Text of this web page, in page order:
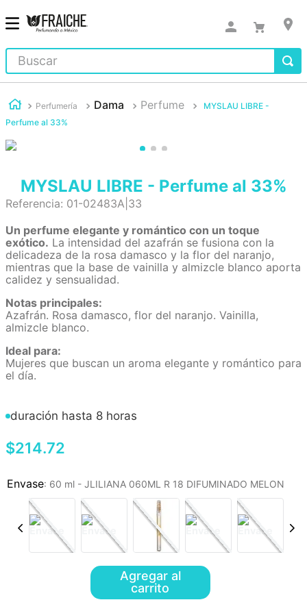
Buscar
Perfumería Dama Perfume
MYSLAU LIBRE -
Perfume al 33%
MYSLAU LIBRE - Perfume al 33%
Referencia: 01-02483A|33
Un perfume elegante y romántico con un toque
exótico. La intensidad del azafrán se fusiona con la
delicadeza de la rosa damasco y la flor del naranjo,
mientras que la base de vainilla y almizcle blanco aporta
calidez y sensualidad.
Notas principales:
Azafrán. Rosa damasco, flor del naranjo. Vainilla,
almizcle blanco.
Ideal para:
Mujeres que buscan un aroma elegante y romántico para
el día.
duración hasta 8 horas
$214.72
: 60 ml - JLILIANA 060ML R 18 DIFUMINADO MELON
Agregar al
carrito